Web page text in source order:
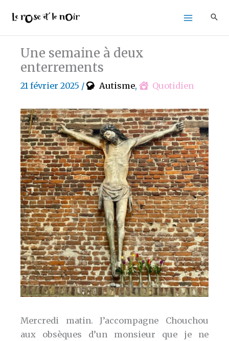
contenu
Une semaine à deux
enterrements
21 février 2025 / Autisme, Quotidien
Mercredi matin. J’accompagne Chouchou
aux obsèques d’un monsieur que je ne